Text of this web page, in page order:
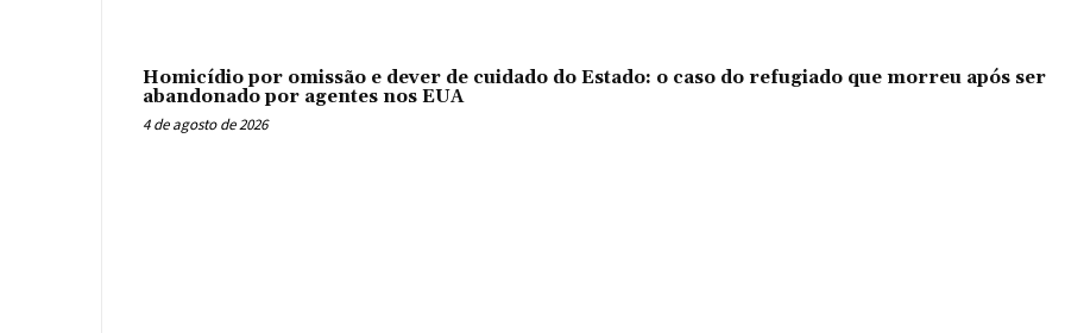
Homicídio por omissão e dever de cuidado do Estado: o caso do refugiado que morreu após ser
abandonado por agentes nos EUA
4 de agosto de 2026